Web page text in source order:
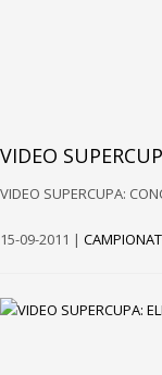
VIDEO
VIDEO SUPERCUPA:
15-09-2011 |